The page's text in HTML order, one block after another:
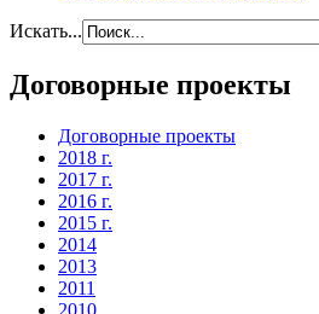
Искать...
Договорные проекты
Договорные проекты
2018 г.
2017 г.
2016 г.
2015 г.
2014
2013
2011
2010